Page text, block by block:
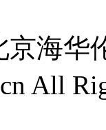
京海
All